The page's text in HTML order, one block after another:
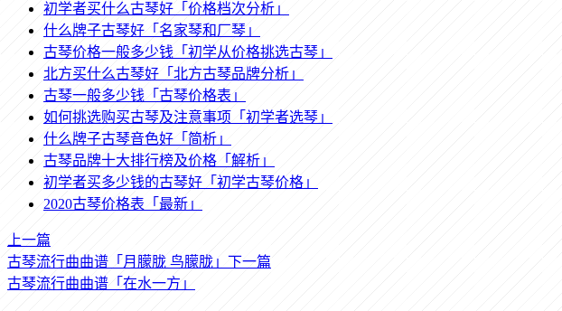
初学者买什么古琴好「价格档次分析」
什么牌子古琴好「名家琴和厂琴」
古琴价格一般多少钱「初学从价格挑选古琴」
北方买什么古琴好「北方古琴品牌分析」
古琴一般多少钱「古琴价格表」
如何挑选购买古琴及注意事项「初学者选琴」
什么牌子古琴音色好「简析」
古琴品牌十大排行榜及价格「解析」
初学者买多少钱的古琴好「初学古琴价格」
2020古琴价格表「最新」
上一篇
古琴流行曲曲谱「月朦胧 鸟朦胧」 下一篇
古琴流行曲曲谱「在水一方」